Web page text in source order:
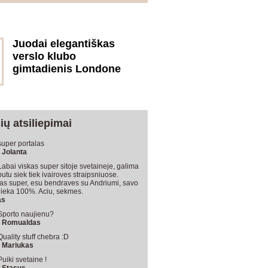
Juodai elegantiškas
verslo klubo
gimtadienis Londone
atsiliepimai
portalas
Jolanta
viskas super sitoje svetaineje, galima
siek tiek ivairoves straipsniuose.
super, esu bendraves su Andriumi, savo
100%. Aciu, sekmes.
naujienu?
Romualdas
stuff chebra :D
Mariukas
svetaine !